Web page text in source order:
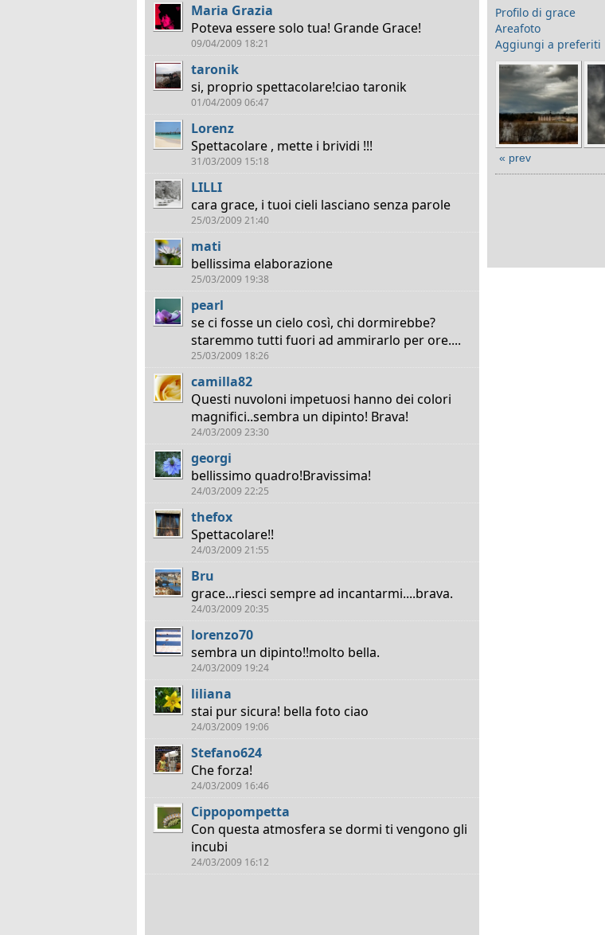
Maria Grazia
Poteva essere solo tua! Grande Grace!
09/04/2009 18:21
taronik
si, proprio spettacolare!ciao taronik
01/04/2009 06:47
Lorenz
Spettacolare , mette i brividi !!!
31/03/2009 15:18
LILLI
cara grace, i tuoi cieli lasciano senza parole
25/03/2009 21:40
mati
bellissima elaborazione
25/03/2009 19:38
pearl
se ci fosse un cielo così, chi dormirebbe?
staremmo tutti fuori ad ammirarlo per ore....
25/03/2009 18:26
camilla82
Questi nuvoloni impetuosi hanno dei colori
magnifici..sembra un dipinto! Brava!
24/03/2009 23:30
georgi
bellissimo quadro!Bravissima!
24/03/2009 22:25
thefox
Spettacolare!!
24/03/2009 21:55
Bru
grace...riesci sempre ad incantarmi....brava.
24/03/2009 20:35
lorenzo70
sembra un dipinto!!molto bella.
24/03/2009 19:24
liliana
stai pur sicura! bella foto ciao
24/03/2009 19:06
Stefano624
Che forza!
24/03/2009 16:46
Cippopompetta
Con questa atmosfera se dormi ti vengono gli
incubi
24/03/2009 16:12
Profilo di grace
Areafoto
Aggiungi a preferiti
« prev